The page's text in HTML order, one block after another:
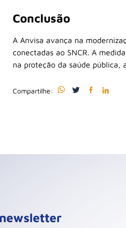
Conclusão
A Anvisa avança na
conectadas ao SNCR. A
na proteção da saúde pública,
Compartilhe: